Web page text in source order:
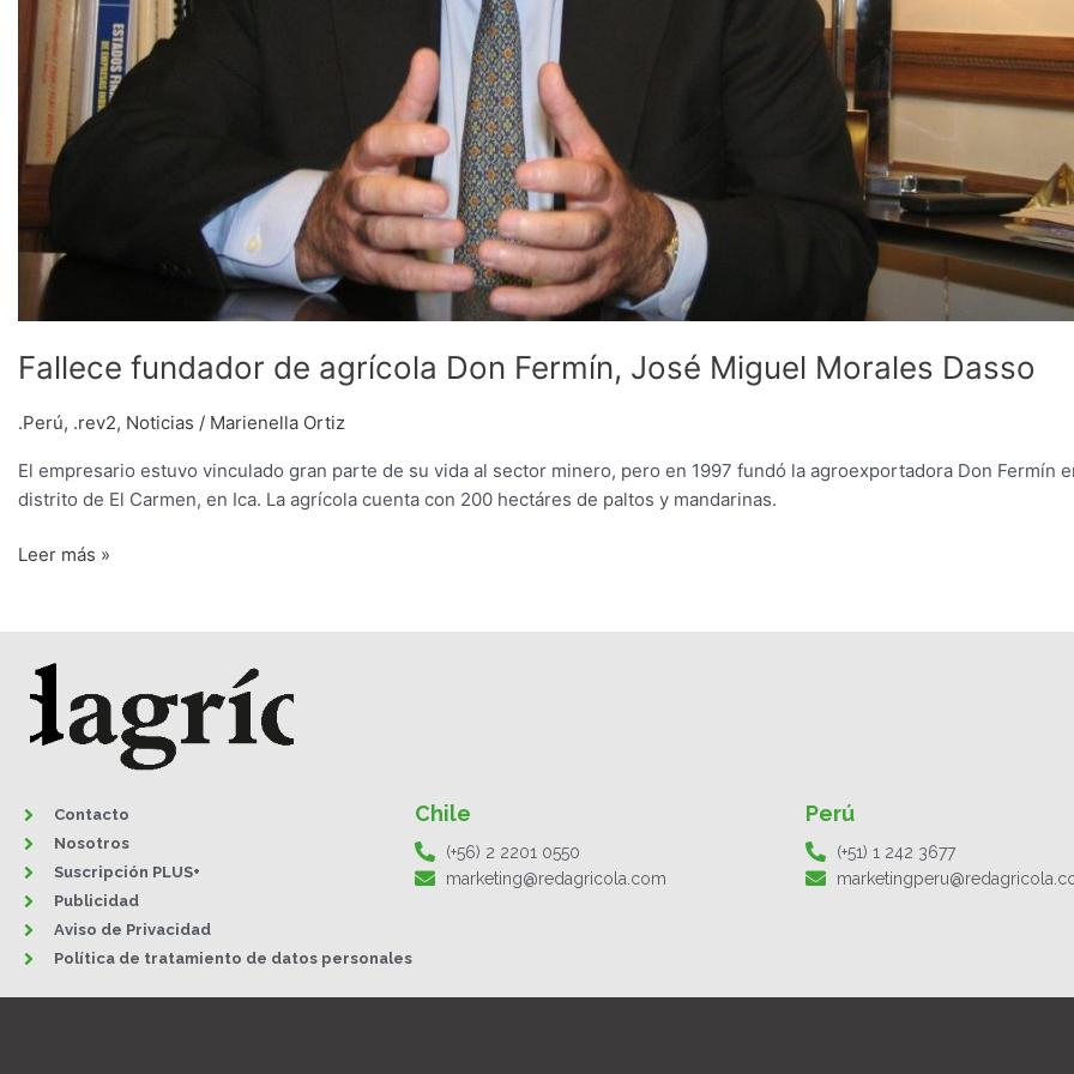
Fallece fundador de agrícola Don Fermín, José Miguel Morales Dasso
.Perú, .rev2, Noticias / Marienella Ortiz
El empresario estuvo vinculado gran parte de su vida al sector minero, pero en 1997 fundó la agroexportadora Don Fermín
distrito de El Carmen, en Ica. La agrícola cuenta con 200 hectáres de paltos y mandarinas.
Leer más »
Contacto
Nosotros
Suscripción PLUS+
Publicidad
Aviso de Privacidad
Política de tratamiento de datos personales
Chile
(+56) 2 2201 0550
marketing@redagricola.com
Perú
(+51) 1 242 3677